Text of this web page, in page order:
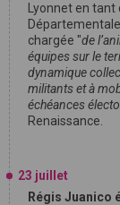
Lyonnet en
chargée "de
équipes sur le
dynamique
militants et à
échéances
Renaissance.
23 juillet
Régis Juanico